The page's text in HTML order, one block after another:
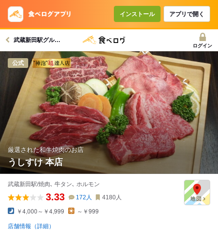
インストール アプリで開く
武蔵新田駅グルメへ
ログイン
公式
厳選された和牛焼肉のお店
うしすけ 本店
武蔵新田駅/焼肉､ 牛タン､ ホルモン
3.33 172 人 4180人
￥4,000～￥4,999 ～￥999
店舗情報（詳細）
コースで使えるクーポン
戻る
クーポンを利用せず予約する